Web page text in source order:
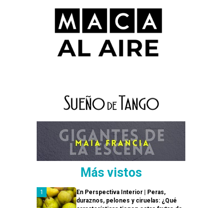
Más vistos
En Perspectiva Interior | Peras,
duraznos, pelones y ciruelas: ¿Qué